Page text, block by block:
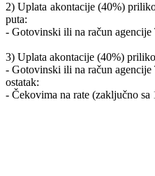
2) Uplata akontacije (40%)
puta:
- Gotovinski ili na račun agencije
3) Uplata akontacije (40%)
- Gotovinski ili na račun agencije
ostatak:
- Čekovima na rate (zaključno sa